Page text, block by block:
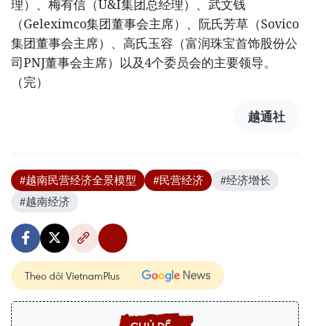
理）、梅有信（U&I集团总经理）、武文钱
（Geleximco集团董事会主席）、阮氏芳草（Sovico
集团董事会主席）、高氏玉容（富润珠宝首饰股份公
司PNJ董事会主席）以及4个委员会的主要领导。
（完）
越通社
#越南民营经济全景模型 #民营经济
#经济增长
#越南经济
Theo dõi VietnamPlus